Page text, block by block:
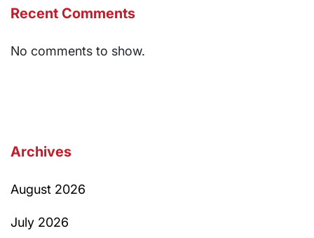
Recent Comments
No comments to show.
Archives
August 2026
July 2026